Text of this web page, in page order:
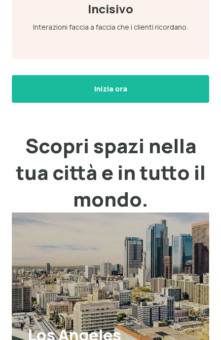
Incisivo
Interazioni faccia a faccia che i clienti ricordano.
Inizia ora
Scopri spazi nella
tua città e in tutto il
mondo.
Los Angeles